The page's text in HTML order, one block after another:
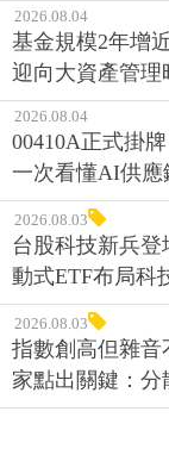
2026.08.04
基金規模2年增
迎向大資產管理
2026.08.04
00410A正式掛
一次看懂AI供應
2026.08.03
台股科技新兵登
動式ETF布局科
2026.08.03
指數創高但雜音
家點出關鍵：分